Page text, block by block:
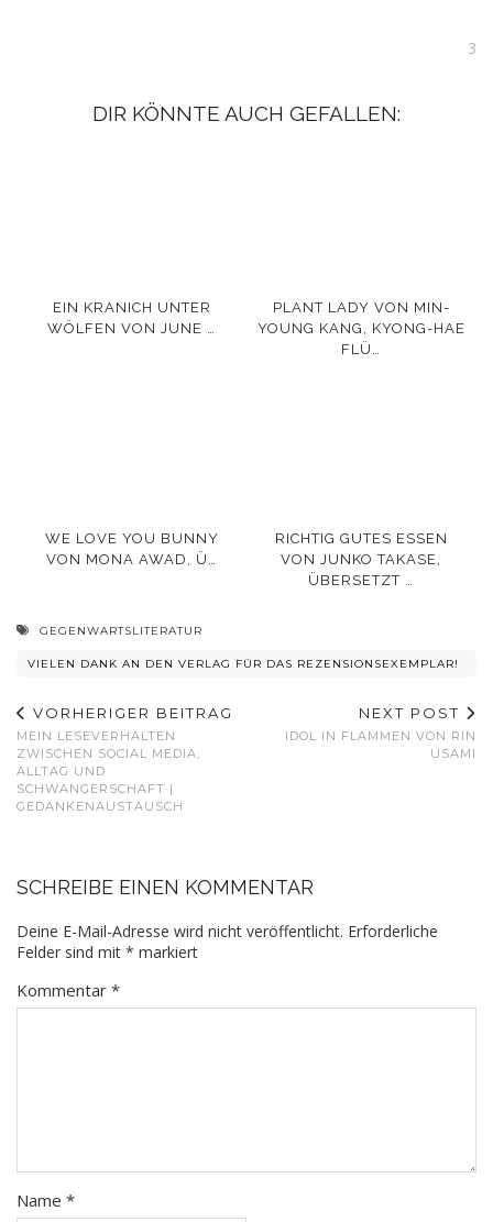
3
DIR KÖNNTE AUCH GEFALLEN:
EIN KRANICH UNTER
WÖLFEN VON JUNE …
PLANT LADY VON MIN-
YOUNG KANG, KYONG-HAE
FLÜ…
WE LOVE YOU BUNNY
VON MONA AWAD, Ü…
RICHTIG GUTES ESSEN
VON JUNKO TAKASE,
ÜBERSETZT …
GEGENWARTSLITERATUR
VIELEN DANK AN DEN VERLAG FÜR DAS REZENSIONSEXEMPLAR!
VORHERIGER BEITRAG
MEIN LESEVERHALTEN
ZWISCHEN SOCIAL MEDIA,
ALLTAG UND
SCHWANGERSCHAFT |
GEDANKENAUSTAUSCH
NEXT POST
IDOL IN FLAMMEN VON RIN
USAMI
SCHREIBE EINEN KOMMENTAR
Deine E-Mail-Adresse wird nicht veröffentlicht. Erforderliche
Felder sind mit * markiert
Kommentar *
Name *